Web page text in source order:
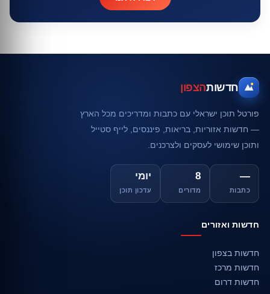
חדשותהצפון
פורטל תוכן ישראלי עם כתבות ומדריכים מכל הארץ
— חדשות אזוריות, בריאות, פיננסים, לייף סטייל
ותוכן שימושי לעסקים ולצרכנים.
—
כתבות
8
מדורים
יומי
עדכון תוכן
חדשות ואזורים
חדשות בצפון
חדשות מרכז
חדשות דרום